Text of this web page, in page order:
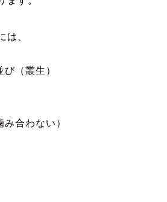
は、
（叢生）
合わない）